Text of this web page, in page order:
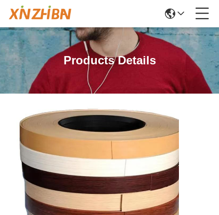
Products Details